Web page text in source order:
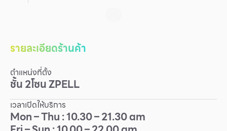
Gold & Jewelry
IT
Mobile
รายละเอียดร้านค้า
ตำแหน่งที่ตั้ง
ชั้น2โซนZPELL
เวลาเปิดให้บริการ
Mon – Thu : 10.30 – 21.30 am